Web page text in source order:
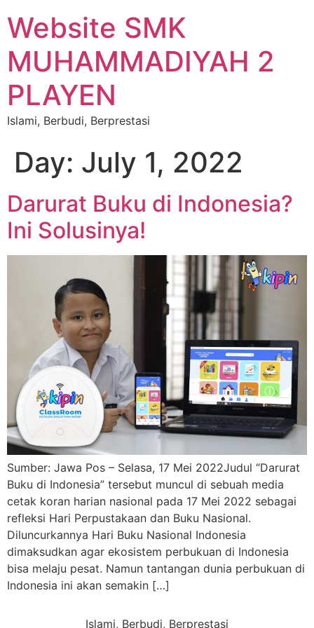
Website SMK
MUHAMMADIYAH 2
PLAYEN
Islami, Berbudi, Berprestasi
Day: July 1, 2022
Darurat Buku di Indonesia?
Ini Solusinya!
Sumber: Jawa Pos – Selasa, 17 Mei 2022Judul “Darurat
Buku di Indonesia” tersebut muncul di sebuah media
cetak koran harian nasional pada 17 Mei 2022 sebagai
refleksi Hari Perpustakaan dan Buku Nasional.
Diluncurkannya Hari Buku Nasional Indonesia
dimaksudkan agar ekosistem perbukuan di Indonesia
bisa melaju pesat. Namun tantangan dunia perbukuan di
Indonesia ini akan semakin […]
Islami, Berbudi, Berprestasi